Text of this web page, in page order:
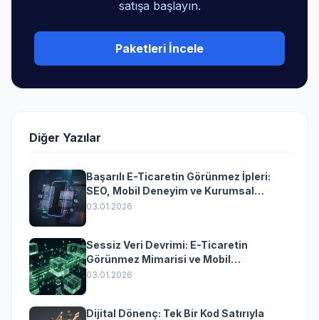
satışa başlayın.
Paketleri İncele
Diğer Yazılar
Başarılı E-Ticaretin Görünmez İpleri:
SEO, Mobil Deneyim ve Kurumsal
Yazılımın Kazandıran Senkronizasyonu
03.01.2026
Sessiz Veri Devrimi: E-Ticaretin
Görünmez Mimarisi ve Mobil
Dönüşümün Kurumsal Anahtarı
03.01.2026
Dijital Dönenç: Tek Bir Kod Satırıyla